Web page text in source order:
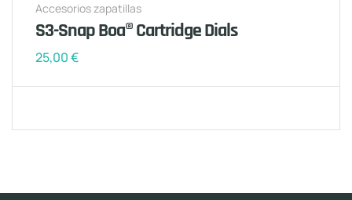
Accesorios zapatillas
S3-Snap Boa® Cartridge Dials
25,00€